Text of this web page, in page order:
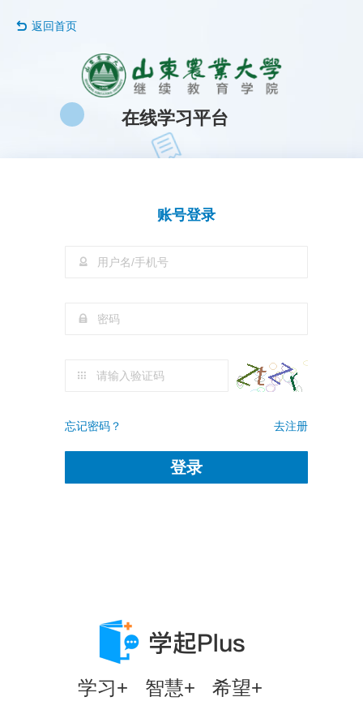
返回首页
在线学习平台
账号登录
忘记密码？ 去注册
登录
学习+ 智慧+ 希望+